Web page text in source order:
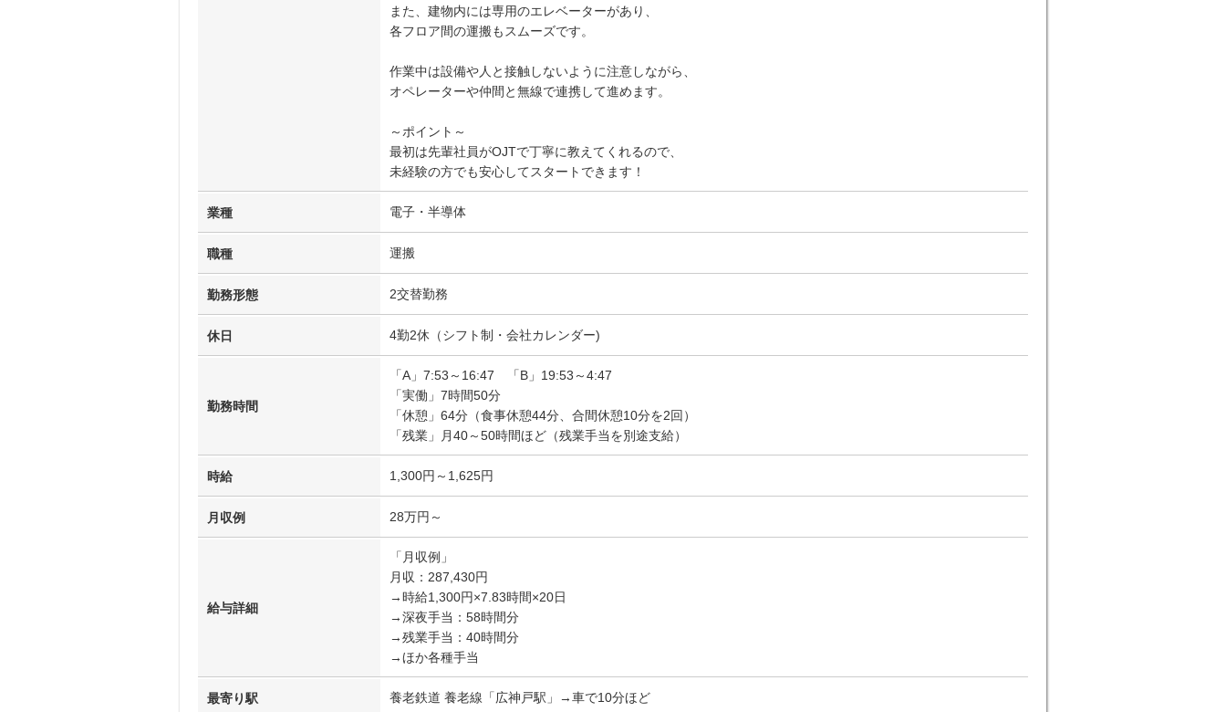
また、建物内には専用のエレベーターがあり、
各フロア間の運搬もスムーズです。
作業中は設備や人と接触しないように注意しながら、
オペレーターや仲間と無線で連携して進めます。
～ポイント～
最初は先輩社員がOJTで丁寧に教えてくれるので、
未経験の方でも安心してスタートできます！
業種 電子・半導体
職種 運搬
勤務形態 2交替勤務
休日 4勤2休（シフト制・会社カレンダー)
勤務時間
「A」7:53～16:47 「B」19:53～4:47
「実働」7時間50分
「休憩」64分（食事休憩44分、合間休憩10分を2回）
「残業」月40～50時間ほど（残業手当を別途支給）
時給 1,300円～1,625円
月収例 28万円～
給与詳細
「月収例」
月収：287,430円
→時給1,300円×7.83時間×20日
→深夜手当：58時間分
→残業手当：40時間分
→ほか各種手当
最寄り駅 養老鉄道 養老線「広神戸駅」→車で10分ほど